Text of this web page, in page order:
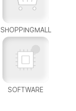
SHOPPINGMALL
SOFTWARE